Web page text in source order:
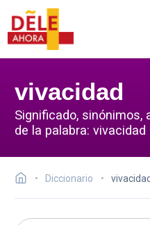
vivacidad
Significado,
de la palabra: vivacidad
Diccionario vivacidad